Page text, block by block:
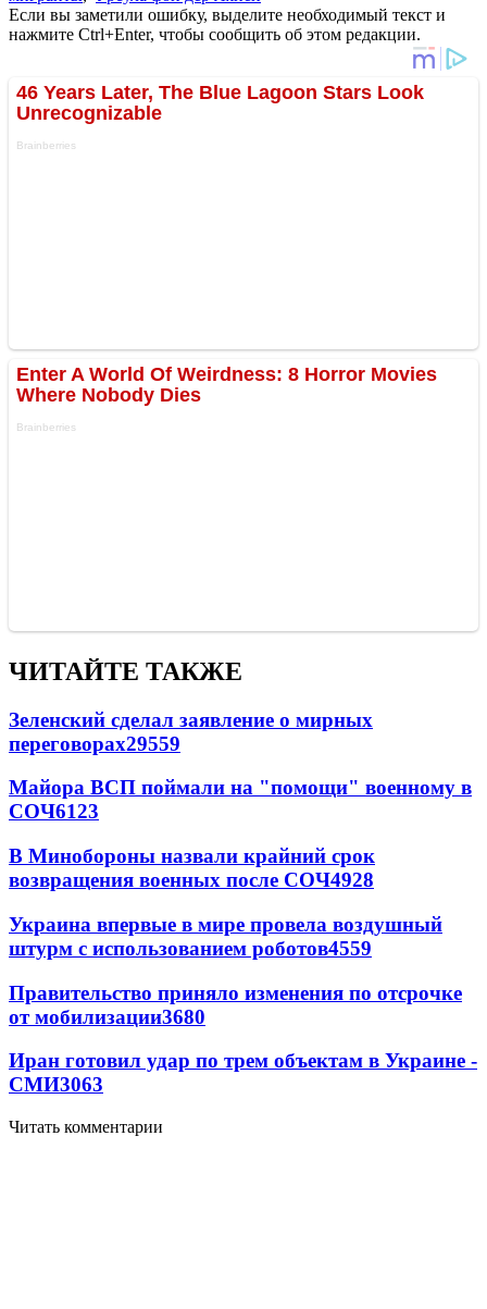
Если вы заметили ошибку, выделите необходимый текст и
нажмите Ctrl+Enter, чтобы сообщить об этом редакции.
ЧИТАЙТЕ ТАКЖЕ
Зеленский сделал заявление о мирных
переговорах29559
Майора ВСП поймали на "помощи" военному в
СОЧ6123
В Минобороны назвали крайний срок
возвращения военных после СОЧ4928
Украина впервые в мире провела воздушный
штурм с использованием роботов4559
Правительство приняло изменения по отсрочке
от мобилизации3680
Иран готовил удар по трем объектам в Украине -
СМИ3063
Читать комментарии